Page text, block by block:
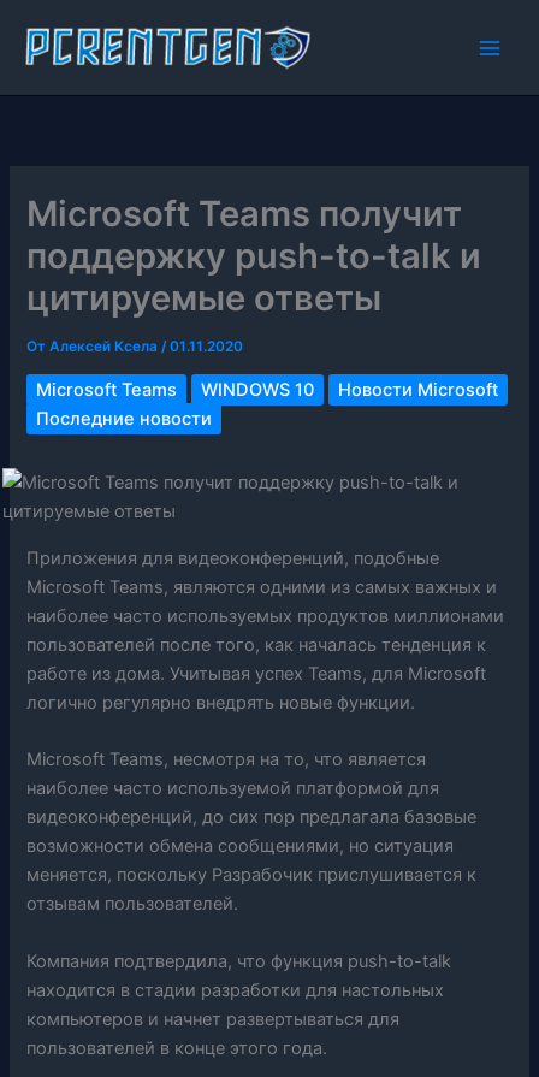
содержимому
Microsoft Teams получит
поддержку push-to-talk и
цитируемые ответы
ОтАлексей Ксела/01.11.2020
Microsoft Teams WINDOWS 10
Новости Microsoft
Последние новости
Приложения для видеоконференций, подобные
Microsoft Teams, являются одними из самых важных и
наиболее часто используемых продуктов миллионами
пользователей после того, как началась тенденция к
работе из дома. Учитывая успех Teams, для Microsoft
логично регулярно внедрять новые функции.
Microsoft Teams, несмотря на то, что является
наиболее часто используемой платформой для
видеоконференций, до сих пор предлагала базовые
возможности обмена сообщениями, но ситуация
меняется, поскольку Разрабочик прислушивается к
отзывам пользователей.
Компания подтвердила, что функция push-to-talk
находится в стадии разработки для настольных
компьютеров и начнет развертываться для
пользователей в конце этого года.